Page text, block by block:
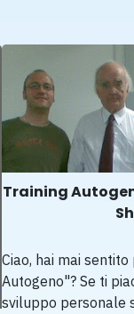
Training
Ciao, hai mai
Autogeno"? Se ti
sviluppo personale